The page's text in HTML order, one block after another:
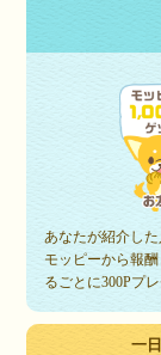
あなたが紹介し
モッピーから報
るごとに300Pプレ
一